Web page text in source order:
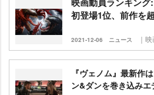
初登場1位、前作を
2021-12-06 ニュース ｜映
『ヴェノム』最新作
ン&ダンを巻き込み